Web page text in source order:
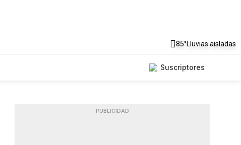
85°Lluvias aisladas
Suscriptores
PUBLICIDAD